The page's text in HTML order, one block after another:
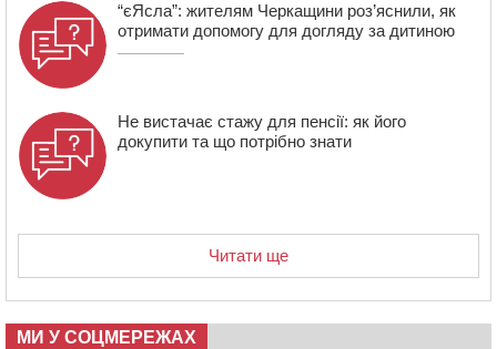
“єЯсла”: жителям Черкащини роз’яснили, як
отримати допомогу для догляду за дитиною
Не вистачає стажу для пенсії: як його
докупити та що потрібно знати
Читати ще
МИ У СОЦМЕРЕЖАХ